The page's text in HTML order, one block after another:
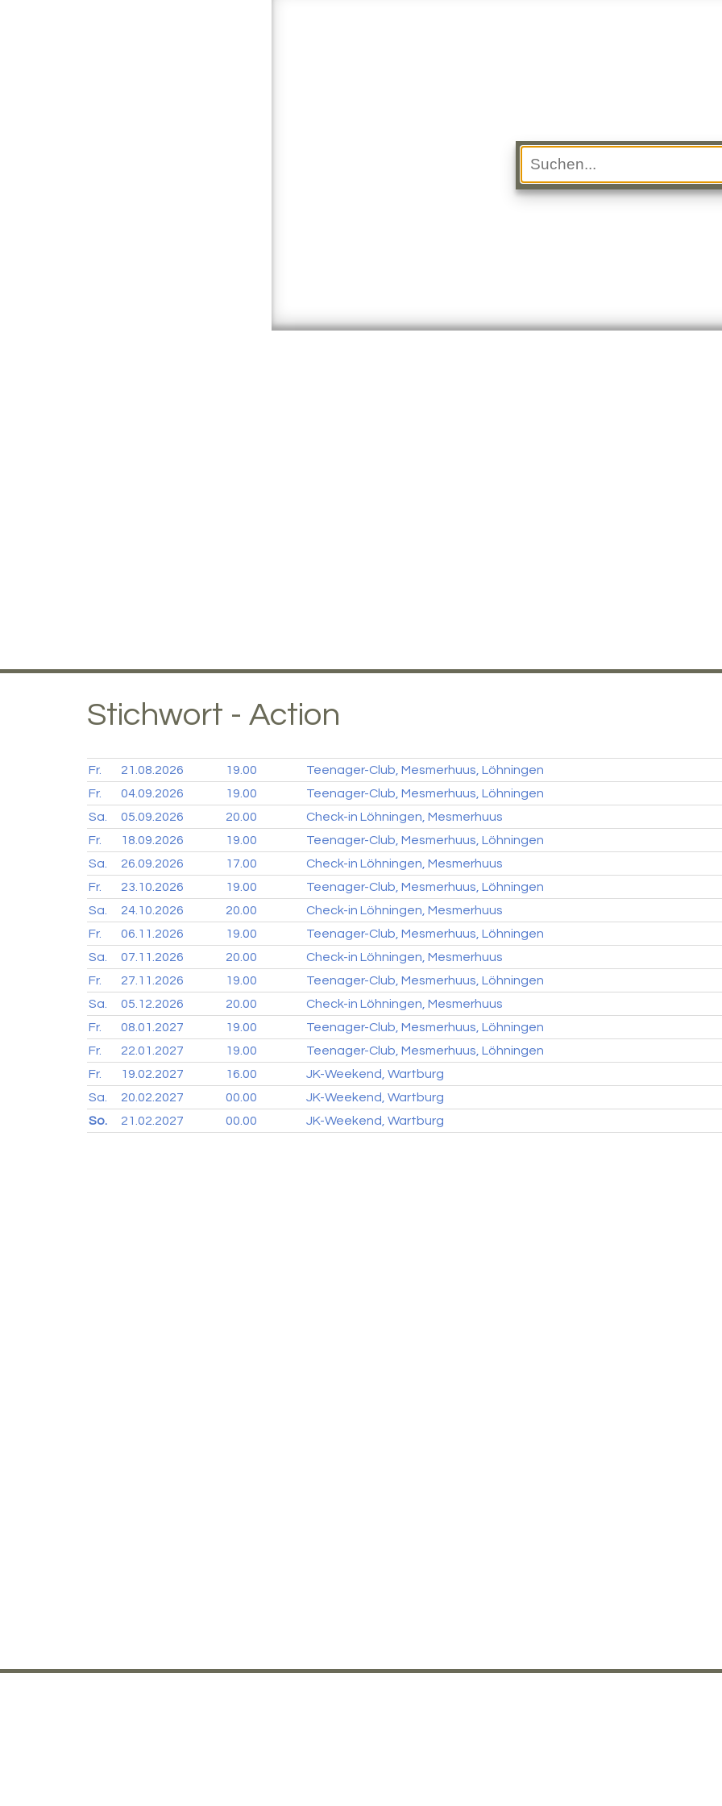
Stichwort - Action
Fr. 21.08. 2026 19.00
Teenager-Club, Mesmerhuus, Löhningen
Fr.
04.09. 2026 19.00
Teenager-Club, Mesmerhuus, Löhningen
Sa.
05.09. 2026 20.00
Check-in Löhningen, Mesmerhuus
Fr.
18.09. 2026 19.00
Teenager-Club, Mesmerhuus, Löhningen
Sa.
26.09. 2026 17.00
Check-in Löhningen, Mesmerhuus
Fr.
23.10. 2026 19.00
Teenager-Club, Mesmerhuus, Löhningen
Sa.
24.10. 2026 20.00
Check-in Löhningen, Mesmerhuus
Fr.
06.11. 2026 19.00
Teenager-Club, Mesmerhuus, Löhningen
Sa.
07.11. 2026 20.00
Check-in Löhningen, Mesmerhuus
Fr.
27.11. 2026 19.00
Teenager-Club, Mesmerhuus, Löhningen
Sa.
05.12. 2026 20.00
Check-in Löhningen, Mesmerhuus
Fr.
08.01. 2027 19.00
Teenager-Club, Mesmerhuus, Löhningen
Fr.
22.01. 2027 19.00
Teenager-Club, Mesmerhuus, Löhningen
Fr.
19.02. 2027 16.00
JK-Weekend, Wartburg
Sa.
20.02. 2027 00.00
JK-Weekend, Wartburg
So.
21.02. 2027 00.00 JK-Weekend, Wartburg